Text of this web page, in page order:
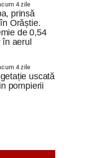
4 zile
prinsă
Orăștie.
de 0,54
aerul
4 zile
uscată
pompierii